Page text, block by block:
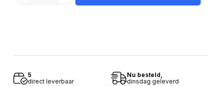
5
direct leverbaar
Nu besteld,
dinsdag geleverd